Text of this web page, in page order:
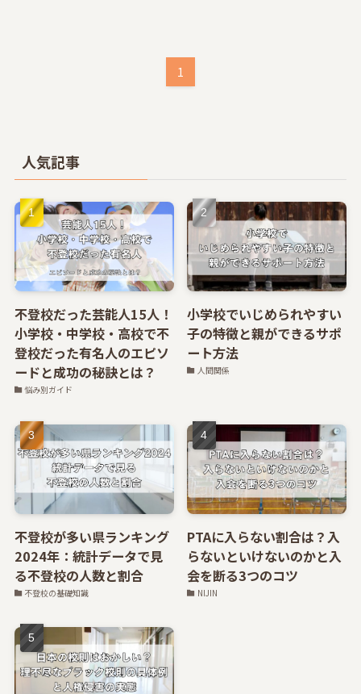
1
人気記事
不登校だった芸能人15人！
小学校・中学校・高校で不
登校だった有名人のエピソ
ードと成功の秘訣とは？
悩み別ガイド
小学校でいじめられやすい
子の特徴と親ができるサポ
ート方法
人間関係
不登校が多い県ランキング
2024年：統計データで見
る不登校の人数と割合
不登校の基礎知識
PTAに入らない割合は？入
らないといけないのかと入
会を断る3つのコツ
NIJIN